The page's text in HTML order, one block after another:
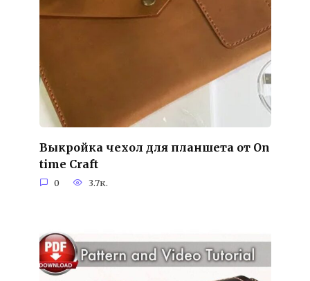
Выкройка чехол для планшета от On
time Craft
0 3.7к.